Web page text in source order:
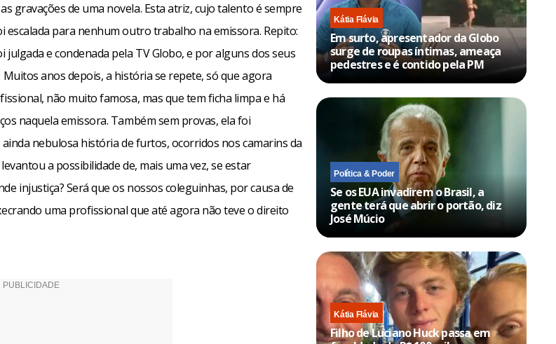
gravações de uma novela. Esta atriz, cujo talento é sempre
escalada para nenhum outro trabalho na emissora. Repito:
julgada e condenada pela TV Globo, e por alguns dos seus
anos depois, a história se repete, só que agora
não muito famosa, mas que tem ficha limpa e há
naquela emissora. Também sem provas, ela foi
nebulosa história de furtos, ocorridos nos camarins da
a possibilidade de, mais uma vez, se estar
injustiça? Será que os nossos coleguinhas, por causa de
uma profissional que até agora não teve o direito
Kátia Flávia
Em surto, apresentador da Globo
surge de roupas íntimas, ameaça
pedestres e é contido pela PM
Política & Poder
Se os EUA invadirem o Brasil, a
gente terá que abrir o portão, diz
José Múcio
Kátia Flávia
Filho de Luciano Huck passa em